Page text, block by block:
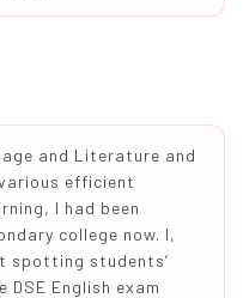
and Literature and
efficient
I had been
college now. I,
spotting students’
English exam